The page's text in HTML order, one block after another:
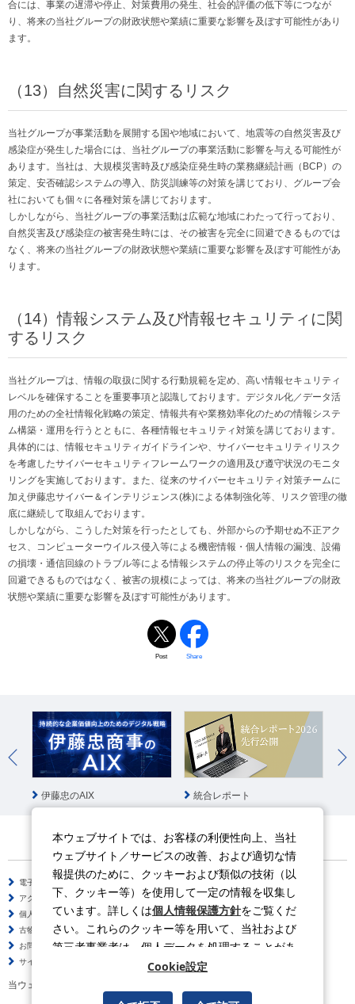
合には、事業の遅滞や停止、対策費用の発生、社会的評価の低下等につなが
り、将来の当社グループの財政状態や業績に重要な影響を及ぼす可能性があり
ます。
（13）自然災害に関するリスク
当社グループが事業活動を展開する国や地域において、地震等の自然災害及び
感染症が発生した場合には、当社グループの事業活動に影響を与える可能性が
あります。当社は、大規模災害時及び感染症発生時の業務継続計画（BCP）の
策定、安否確認システムの導入、防災訓練等の対策を講じており、グループ会
社においても個々に各種対策を講じております。
しかしながら、当社グループの事業活動は広範な地域にわたって行っており、
自然災害及び感染症の被害発生時には、その被害を完全に回避できるものでは
なく、将来の当社グループの財政状態や業績に重要な影響を及ぼす可能性があ
ります。
（14）情報システム及び情報セキュリティに関
するリスク
当社グループは、情報の取扱に関する行動規範を定め、高い情報セキュリティ
レベルを確保することを重要事項と認識しております。デジタル化／データ活
用のための全社情報化戦略の策定、情報共有や業務効率化のための情報システ
ム構築・運用を行うとともに、各種情報セキュリティ対策を講じております。
具体的には、情報セキュリティガイドラインや、サイバーセキュリティリスク
を考慮したサイバーセキュリティフレームワークの適用及び遵守状況のモニタ
リングを実施しております。また、従来のサイバーセキュリティ対策チームに
加え伊藤忠サイバー＆インテリジェンス(株)による体制強化等、リスク管理の徹
底に継続して取組んでおります。
しかしながら、こうした対策を行ったとしても、外部からの予期せぬ不正アク
セス、コンピューターウイルス侵入等による機密情報・個人情報の漏洩、設備
の損壊・通信回線のトラブル等による情報システムの停止等のリスクを完全に
回避できるものではなく、被害の規模によっては、将来の当社グループの財政
状態や業績に重要な影響を及ぼす可能性があります。
Post Share
伊藤忠のAIX 統合レポート
電子公告
サイトのご利用について
アクセシビリティポリシー
情報セキュリティポリシー
個人情報保護方針
ソーシャルメディアポリシー
古物営業法に基づく表示
サイトの使い方
お問い合わせ
よくある質問
サイトマップ
当ウェブサイトの動画はYouTubeを利用しています。
本ウェブサイトでは、お客様の利便性向上、当社
ウェブサイト／サービスの改善、および適切な情
報提供のために、クッキーおよび類似の技術（以
下、クッキー等）を使用して一定の情報を収集し
ています。詳しくは個人情報保護方針をご覧くだ
さい。これらのクッキー等を用いて、当社および
第三者事業者は、個人データを処理することがあ
Cookie設定